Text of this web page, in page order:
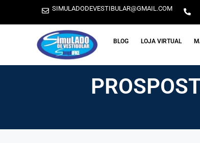
SIMULADODEVESTIBULAR@GMAIL.COM
BLOG LOJA VIRTUAL